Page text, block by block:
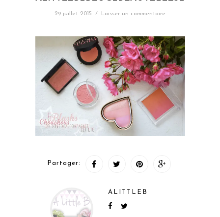
29 juillet 2015 / Laisser un commentaire
Partager:
ALITTLEB